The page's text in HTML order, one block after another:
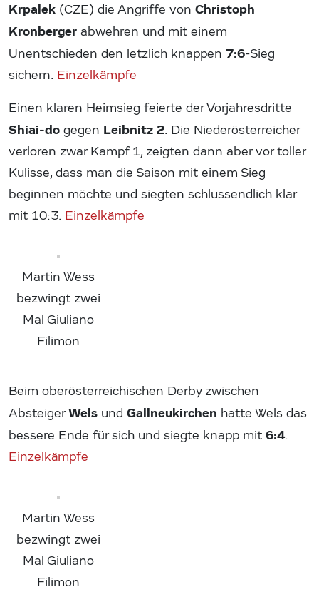
Krpalek (CZE) die Angriffe von Christoph
Kronberger abwehren und mit einem
Unentschieden den letzlich knappen 7:6-Sieg
sichern. Einzelkämpfe
Einen klaren Heimsieg feierte der Vorjahresdritte
Shiai-do gegen Leibnitz 2. Die Niederösterreicher
verloren zwar Kampf 1, zeigten dann aber vor toller
Kulisse, dass man die Saison mit einem Sieg
beginnen möchte und siegten schlussendlich klar
mit 10:3. Einzelkämpfe
Martin Wess
bezwingt zwei
Mal Giuliano
Filimon
Beim oberösterreichischen Derby zwischen
AbsteigerWels und Gallneukirchen hatte Wels das
bessere Ende für sich und siegte knapp mit 6:4.
Einzelkämpfe
Martin Wess
bezwingt zwei
Mal Giuliano
Filimon